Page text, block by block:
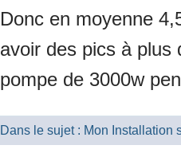
Donc en moyenne
avoir des pics à plus
pompe de 3000w
Dans le sujet : Mon Installation